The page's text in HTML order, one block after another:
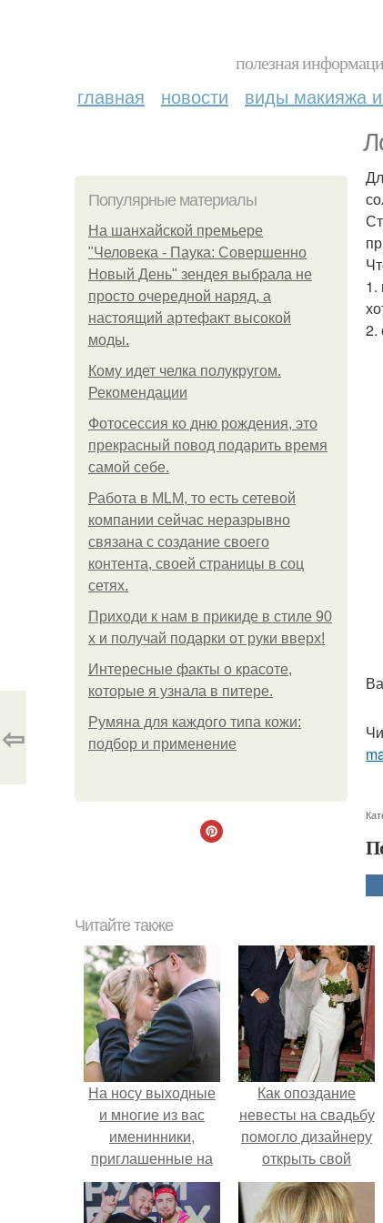
полезная
главная новости виды макияжа
Популярные материалы
На шанхайской премьере
"Человека - Паука: Совершенно
Новый День" зендея выбрала не
просто очередной наряд, а
настоящий артефакт высокой
моды.
Кому идет челка полукругом.
Рекомендации
Фотосессия ко дню рождения, это
прекрасный повод подарить время
самой себе.
Работа в MLM, то есть сетевой
компании сейчас неразрывно
связана с создание своего
контента, своей страницы в соц
сетях.
Приходи к нам в прикиде в стиле 90
х и получай подарки от руки вверх!
Интересные факты о красоте,
которые я узнала в питере.
Румяна для каждого типа кожи:
подбор и применение
1.
2.
⇦
Читайте также
На носу выходные
и многие из вас
именинники,
приглашенные на
дни рождения, у
кого-то свадьбы, а
Как опоздание
невесты на свадьбу
помогло дизайнеру
открыть свой
бренд.